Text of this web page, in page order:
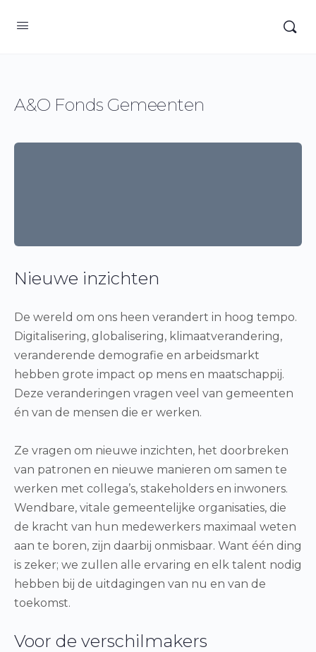
A&O Fonds Gemeenten
Nieuwe inzichten
De wereld om ons heen verandert in hoog tempo.
Digitalisering, globalisering, klimaatverandering,
veranderende demografie en arbeidsmarkt
hebben grote impact op mens en maatschappij.
Deze veranderingen vragen veel van gemeenten
én van de mensen die er werken.
Ze vragen om nieuwe inzichten, het doorbreken
van patronen en nieuwe manieren om samen te
werken met collega’s, stakeholders en inwoners.
Wendbare, vitale gemeentelijke organisaties, die
de kracht van hun medewerkers maximaal weten
aan te boren, zijn daarbij onmisbaar. Want één ding
is zeker; we zullen alle ervaring en elk talent nodig
hebben bij de uitdagingen van nu en van de
toekomst.
Voor de verschilmakers